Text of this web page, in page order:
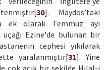
30]. Maydos’taki
ek olarak Temmuz ayı
Ezine'de bulunan bir
cephesi yıkılarak
yaralanmıştır[31]. Yine